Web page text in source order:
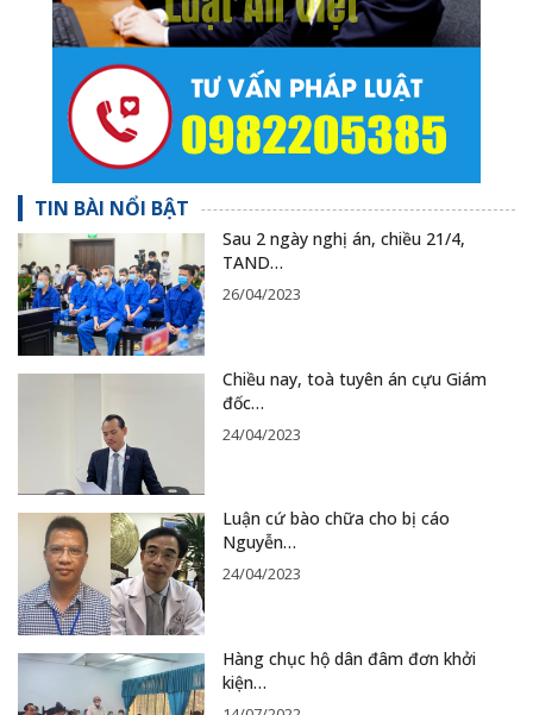
TIN BÀI NỔI BẬT
Sau 2 ngày nghị án, chiều 21/4,
TAND…
26/04/2023
Chiều nay, toà tuyên án cựu Giám
đốc…
24/04/2023
Luận cứ bào chữa cho bị cáo
Nguyễn…
24/04/2023
Hàng chục hộ dân đâm đơn khởi
kiện…